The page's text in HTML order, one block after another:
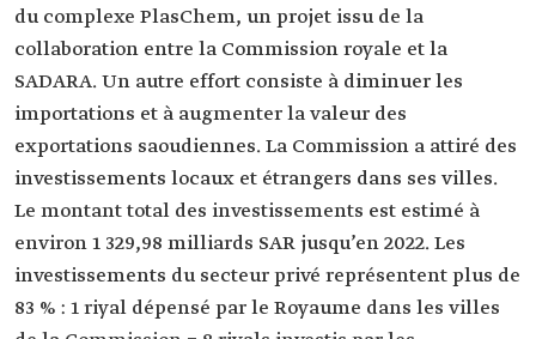
du complexe PlasChem, un projet issu de la
collaboration entre la Commission royale et la
SADARA. Un autre effort consiste à diminuer les
importations et à augmenter la valeur des
exportations saoudiennes. La Commission a attiré des
investissements locaux et étrangers dans ses villes.
Le montant total des investissements est estimé à
environ 1 329,98 milliards SAR jusqu’en 2022. Les
investissements du secteur privé représentent plus de
83 % : 1 riyal dépensé par le Royaume dans les villes